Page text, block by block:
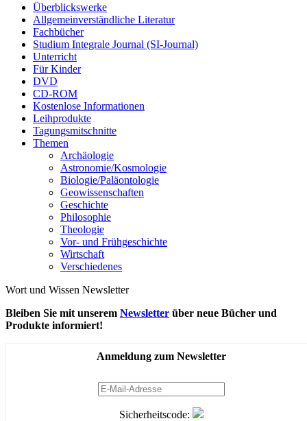
Überblickswerke
Allgemeinverständliche Literatur
Fachbücher
Studium Integrale Journal (SI-Journal)
Unterricht
Für Kinder
DVD
CD-ROM
Kostenlose Informationen
Leihprodukte
Tagungsmitschnitte
Themen
Archäologie
Astronomie/Kosmologie
Biologie/Paläontologie
Geowissenschaften
Geschichte
Philosophie
Theologie
Vor- und Frühgeschichte
Wirtschaft
Verschiedenes
Wort und Wissen Newsletter
Bleiben Sie mit unserem Newsletter über neue Bücher und
Produkte informiert!
Anmeldung zum Newsletter
Sicherheitscode: